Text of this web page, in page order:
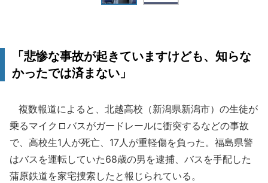
「悲惨な事故が起きていますけども、知らな
かったでは済まない」
複数報道によると、北越高校（新潟県新潟市）の生徒が
乗るマイクロバスがガードレールに衝突するなどの事故
で、高校生1人が死亡、17人が重軽傷を負った。福島県警
はバスを運転していた68歳の男を逮捕、バスを手配した
蒲原鉄道を家宅捜索したと報じられている。